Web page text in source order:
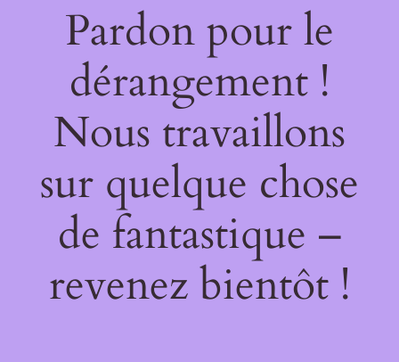
Pardon pour le
dérangement !
Nous travaillons
sur quelque chose
de fantastique –
revenez bientôt !